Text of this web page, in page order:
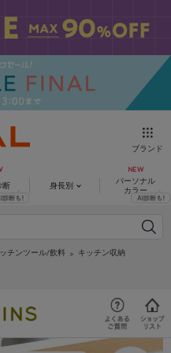
ブランド
断 身長別
パーソナル
カラー
チンツール/飲料
キッチン収納